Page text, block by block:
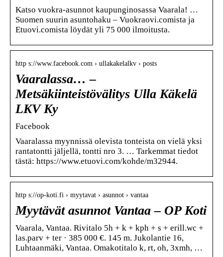
Katso vuokra-asunnot kaupunginosassa Vaarala! …
Suomen suurin asuntohaku – Vuokraovi.comista ja
Etuovi.comista löydät yli 75 000 ilmoitusta.
http s://www.facebook.com › ullakakelalkv › posts
Vaaralassa… –
Metsäkiinteistövälitys Ulla Käkelä
LKV Ky
Facebook
Vaaralassa myynnissä olevista tonteista on vielä yksi
rantatontti jäljellä, tontti nro 3. … Tarkemmat tiedot
tästä: https://www.etuovi.com/kohde/m32944.
http s://op-koti.fi › myytavat › asunnot › vantaa
Myytävät asunnot Vantaa – OP Koti
Vaarala, Vantaa. Rivitalo 5h + k + kph + s + erill.wc +
las.parv + ter · 385 000 €. 145 m. Jukolantie 16,
Luhtaanmäki, Vantaa. Omakotitalo k, rt, oh, 3xmh, …